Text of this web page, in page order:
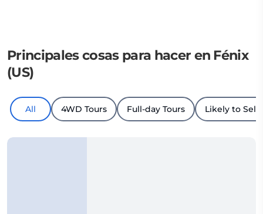
Principales cosas para hacer en Fénix
(US)
All 4WD Tours Full-day Tours Likely to Sell